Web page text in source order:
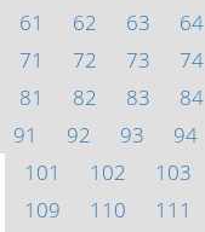
61
62 63 64
71
72 73 74
81
82 83 84
91
92 93 94
101
102 103
109
110 111